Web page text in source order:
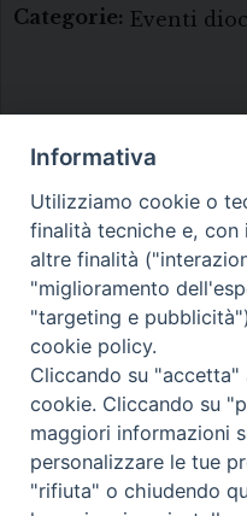
Categorie: Eventi
Diocesi di
• Largo Duomo, 12 -
Informativa
Utilizziamo cookie o
finalità tecniche e, con
altre finalità
"miglioramento
"targeting e
cookie policy.
Cliccando su
cookie. Cliccando su
maggiori informazioni
personalizzare le tue
"rifiuta" o chiudendo